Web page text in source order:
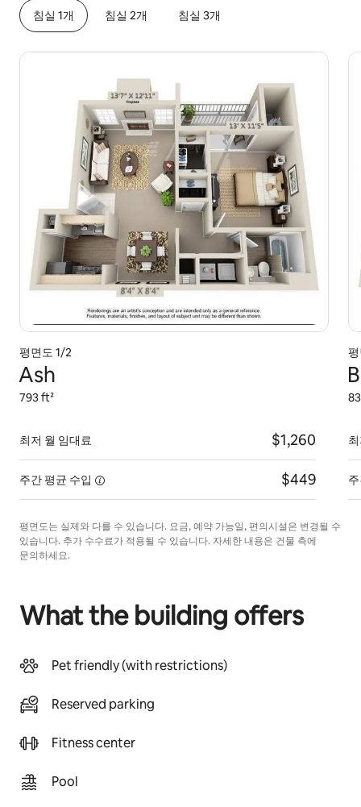
침실 1개 침실 2개 침실 3개
평면도 1/2
Ash
793 ft²
최저 월 임대료 $1,260
주간 평균 수입 $449
평면도는 실제와 다를 수 있습니다. 요금, 예약 가능일, 편의시설은 변경될 수
있습니다. 추가 수수료가 적용될 수 있습니다. 자세한 내용은 건물 측에
문의하세요.
What the building offers
Pet friendly (with restrictions)
Reserved parking
Fitness center
Pool